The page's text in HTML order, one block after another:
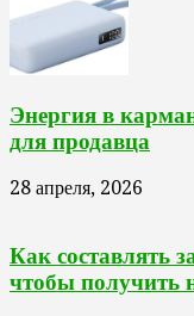
Энергия в
для продавца
28 апреля, 2026
Как составлять
чтобы получить